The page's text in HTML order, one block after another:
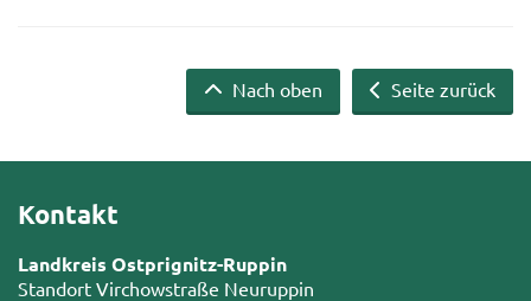
Seite zurück
Nach oben
Kontakt
Landkreis Ostprignitz-Ruppin
Standort Virchowstraße Neuruppin